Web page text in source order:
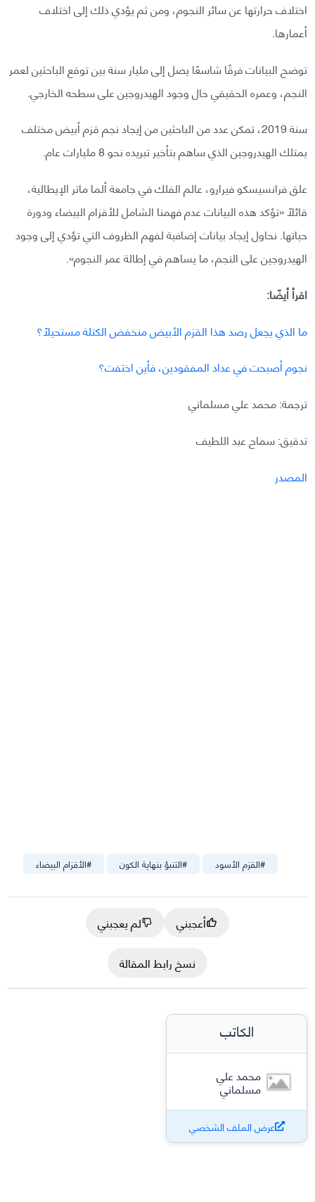
اختلاف حرارتها عن سائر النجوم، ومن ثم يؤدي ذلك إلى اختلاف
أعمارها.
توضح البيانات فرقًا شاسعًا يصل إلى مليار سنة بين توقع الباحثين لعمر
النجم، وعمره الحقيقي حال وجود الهيدروجين على سطحه الخارجي.
سنة 2019، تمكن عدد من الباحثين من إيجاد نجم قزم أبيض مختلف
يمتلك الهيدروجين الذي ساهم بتأخير تبريده نحو 8 مليارات عام.
علق فرانسيسكو فيرارو، عالم الفلك في جامعة ألما ماتر الإيطالية،
قائلًا «تؤكد هذه البيانات عدم فهمنا الشامل للأقزام البيضاء ودورة
حياتها. نحاول إيجاد بيانات إضافية لفهم الظروف التي تؤدي إلى وجود
الهيدروجين على النجم، ما يساهم في إطالة عمر النجوم».
اقرأ أيضًا:
ما الذي يجعل رصد هذا القزم الأبيض منخفض الكتلة مستحيلًا؟
نجوم أصبحت في عداد المفقودين، فأين اختفت؟
ترجمة: محمد علي مسلماني
تدقيق: سماح عبد اللطيف
المصدر
#الأقزام البيضاء #التنبؤ بنهاية الكون #القزم الأسود
أعجبني
لم يعجبني
نسخ رابط المقالة
الكاتب
محمد علي
مسلماني
عرض الملف الشخصي